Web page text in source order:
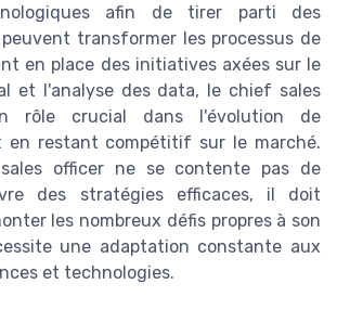
afin de tirer parti des
transformer les processus de
en place des initiatives axées sur le
et l'analyse des data, le chief sales
rôle crucial dans l'évolution de
en restant compétitif sur le marché.
officer ne se contente pas de
des stratégies efficaces, il doit
les nombreux défis propres à son
une adaptation constante aux
et technologies.